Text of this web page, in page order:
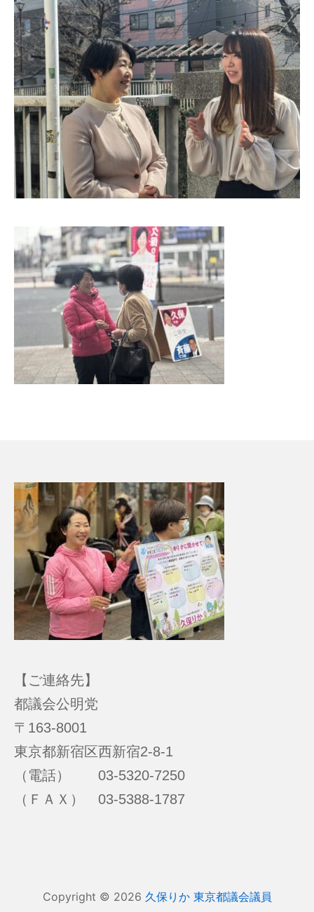
【ご連絡先】
都議会公明党
〒163-8001
東京都新宿区西新宿2-8-1
（電話） 03-5320-7250
（ＦＡＸ） 03-5388-1787
Copyright © 2026 久保りか 東京都議会議員